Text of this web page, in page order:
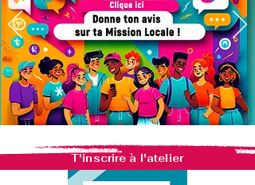
T'inscrire à l'atelier